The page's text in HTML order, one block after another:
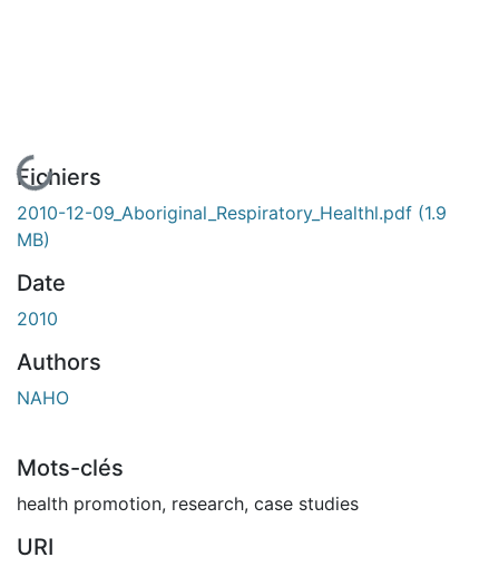
En cours de chargement...
Fichiers
2010-12-09_Aboriginal_Respiratory_Healthl.pdf (1.9
MB)
Date
2010
Authors
NAHO
Mots-clés
health promotion, research, case studies
URI